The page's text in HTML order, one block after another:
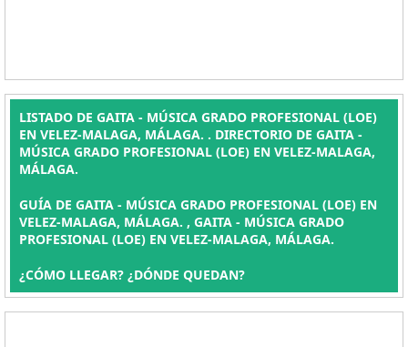
LISTADO DE GAITA - MÚSICA GRADO PROFESIONAL (LOE)
EN VELEZ-MALAGA, MÁLAGA. . DIRECTORIO DE GAITA -
MÚSICA GRADO PROFESIONAL (LOE) EN VELEZ-MALAGA,
MÁLAGA.
GUÍA DE GAITA - MÚSICA GRADO PROFESIONAL (LOE) EN
VELEZ-MALAGA, MÁLAGA. , GAITA - MÚSICA GRADO
PROFESIONAL (LOE) EN VELEZ-MALAGA, MÁLAGA.
¿CÓMO LLEGAR? ¿DÓNDE QUEDAN?